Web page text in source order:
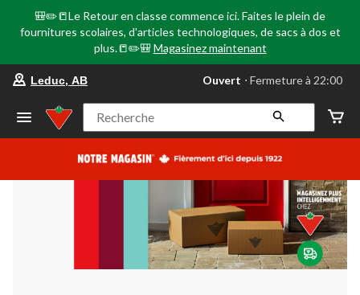
🎒✏️📒Le Retour en classe commence ici. Faites le plein de
fournitures scolaires, d'articles technologiques, de sacs à dos et
plus.📒✏️🎒 Magasinez maintenant
votre
préféré
Leduc,
AB,
courament
Fermeture
à
22:00
cliquer
pour
changer
Leduc, AB Ouvert ⋅ Fermeture à 22:00
Recherche